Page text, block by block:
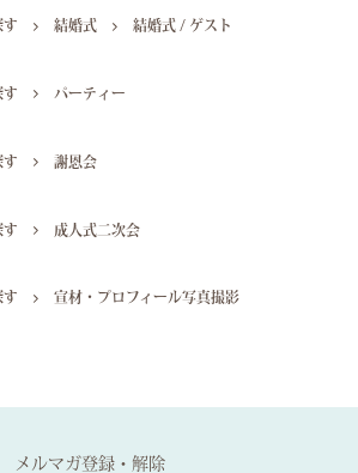
す 結婚式 結婚式 / ゲスト
す パーティー
す 謝恩会
す 成人式二次会
す 宣材・プロフィール写真撮影
メルマガ登録・解除